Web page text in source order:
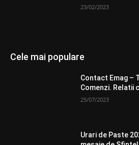
23/02/2023
Cele mai populare
Contact Emag –
Comenzi. Relatii
25/07/2023
Urari de Paste